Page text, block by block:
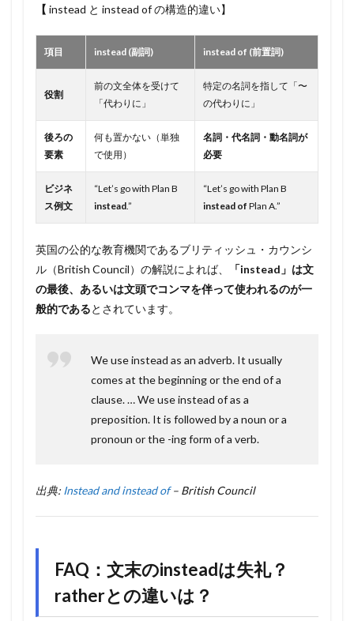
【 instead と instead of の構造的違い】
項目 instead (副詞) instead of (前置詞)
役割
前の文全体を受けて
「代わりに」
特定の名詞を指して「〜
の代わりに」
後ろの
要素
何も置かない（単独
で使用）
名詞・代名詞・動名詞が
必要
ビジネ
ス例文
“Let’s go with Plan B
instead.”
“Let’s go with Plan B
instead of Plan A.”
英国の公的な教育機関であるブリティッシュ・カウンシ
ル（British Council）の解説によれば、
「instead」は文
の最後、あるいは文頭でコンマを伴って使われるのが一
般的であるとされています。
We use instead as an adverb. It usually
comes at the beginning or the end of a
clause. … We use instead of as a
preposition. It is followed by a noun or a
pronoun or the -ing form of a verb.
出典: Instead and instead of– British Council
FAQ：文末のinsteadは失礼？
ratherとの違いは？